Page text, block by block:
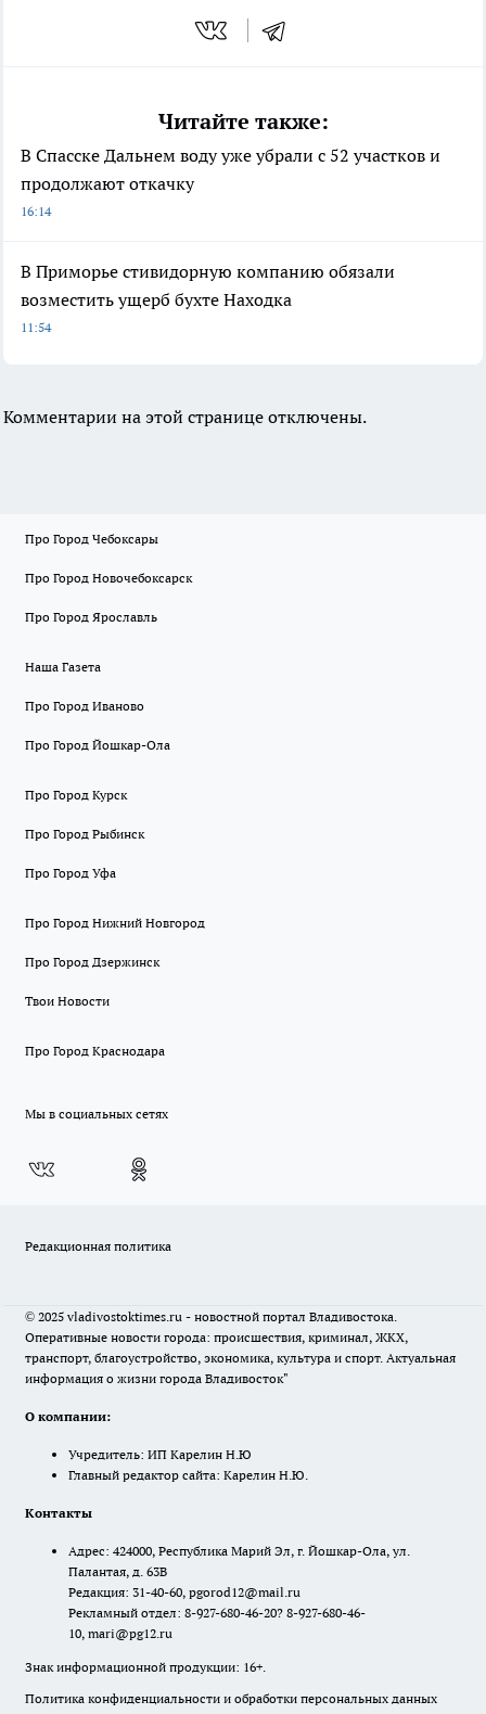
Читайте также:
В Спасске Дальнем воду уже убрали с 52 участков и
продолжают откачку
16:14
В Приморье стивидорную компанию обязали
возместить ущерб бухте Находка
11:54
Комментарии на этой странице отключены.
Про Город Чебоксары
Про Город Новочебоксарск
Про Город Ярославль
Наша Газета
Про Город Иваново
Про Город Йошкар-Ола
Про Город Курск
Про Город Рыбинск
Про Город Уфа
Про Город Нижний Новгород
Про Город Дзержинск
Твои Новости
Про Город Краснодара
Мы в социальных сетях
Редакционная политика
© 2025 vladivostoktimes.ru - новостной портал Владивостока.
Оперативные новости города: происшествия, криминал, ЖКХ,
транспорт, благоустройство, экономика, культура и спорт. Актуальная
информация о жизни города Владивосток"
О компании:
Учредитель: ИП Карелин Н.Ю
Главный редактор сайта: Карелин Н.Ю.
Контакты
Адрес: 424000, Республика Марий Эл, г. Йошкар-Ола, ул.
Палантая, д. 63В
Редакция: 31-40-60, pgorod12@mail.ru
Рекламный отдел: 8-927-680-46-20? 8-927-680-46-
10, mari@pg12.ru
Знак информационной продукции: 16+.
Политика конфиденциальности и обработки персональных данных